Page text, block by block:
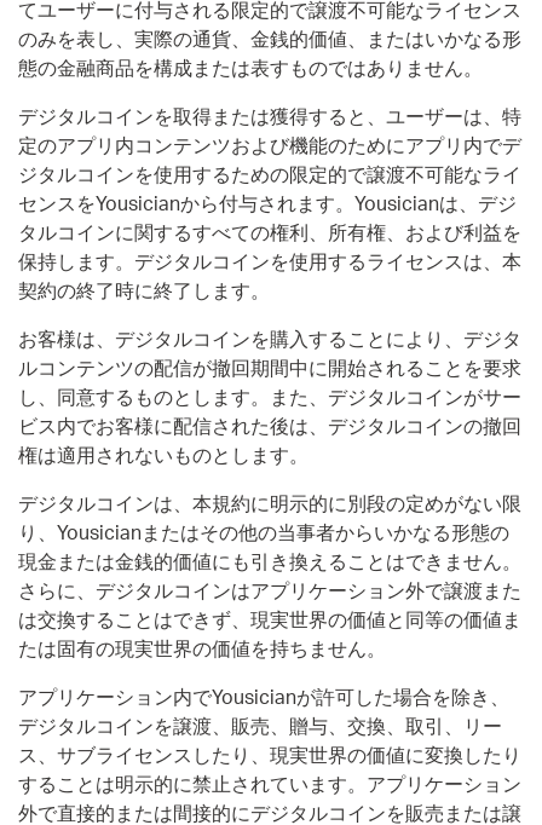
てユーザーに付与される限定的で譲渡不可能なライセンス
のみを表し、実際の通貨、金銭的価値、またはいかなる形
態の金融商品を構成または表すものではありません。
デジタルコインを取得または獲得すると、ユーザーは、特
定のアプリ内コンテンツおよび機能のためにアプリ内でデ
ジタルコインを使用するための限定的で譲渡不可能なライ
センスをYousicianから付与されます。Yousicianは、デジ
タルコインに関するすべての権利、所有権、および利益を
保持します。デジタルコインを使用するライセンスは、本
契約の終了時に終了します。
お客様は、デジタルコインを購入することにより、デジタ
ルコンテンツの配信が撤回期間中に開始されることを要求
し、同意するものとします。また、デジタルコインがサー
ビス内でお客様に配信された後は、デジタルコインの撤回
権は適用されないものとします。
デジタルコインは、本規約に明示的に別段の定めがない限
り、Yousicianまたはその他の当事者からいかなる形態の
現金または金銭的価値にも引き換えることはできません。
さらに、デジタルコインはアプリケーション外で譲渡また
は交換することはできず、現実世界の価値と同等の価値ま
たは固有の現実世界の価値を持ちません。
アプリケーション内でYousicianが許可した場合を除き、
デジタルコインを譲渡、販売、贈与、交換、取引、リー
ス、サブライセンスしたり、現実世界の価値に変換したり
することは明示的に禁止されています。アプリケーション
外で直接的または間接的にデジタルコインを販売または譲